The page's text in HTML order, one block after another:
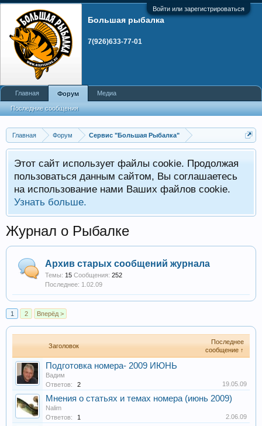
Войти или зарегистрироваться
Главная Форум Сервис "Большая Рыбалка"
Этот сайт использует файлы cookie. Продолжая
пользоваться данным сайтом, Вы соглашаетесь
на использование нами Ваших файлов cookie.
Узнать больше.
Журнал о Рыбалке
Архив старых сообщений журнала
Темы: 15 Сообщения: 252
1.02.09
1 2 Вперёд >
Заголовок
Последнее
сообщение ↑
Подготовка номера- 2009 ИЮНЬ
Вадим
Ответов:
2 19.05.09
Мнения о статьях и темах номера (июнь 2009)
Nalim
Ответов:
1 2.06.09
Большая рыбалка
7(926)633-77-01
Главная Форум
Последние сообщения
Медиа